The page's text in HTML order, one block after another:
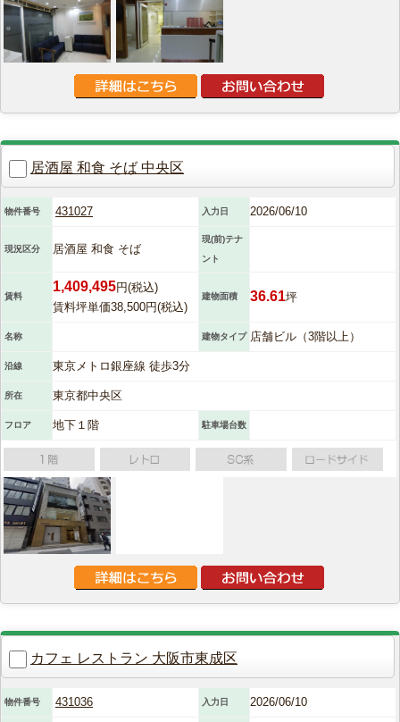
居酒屋 和食 そば 中央区
物件番号 431027 入力日 2026/06/10
現況区分 居酒屋 和食 そば
現(前)テナ
ント
賃料
1,409,495円(税込)
賃料坪単価38,500円(税込)
建物面積 36.61坪
名称 建物タイプ 店舗ビル（3階以上）
沿線 東京メトロ銀座線 徒歩3分
所在 東京都中央区
フロア 地下１階 駐車場台数
カフェ レストラン 大阪市東成区
物件番号 431036 入力日 2026/06/10